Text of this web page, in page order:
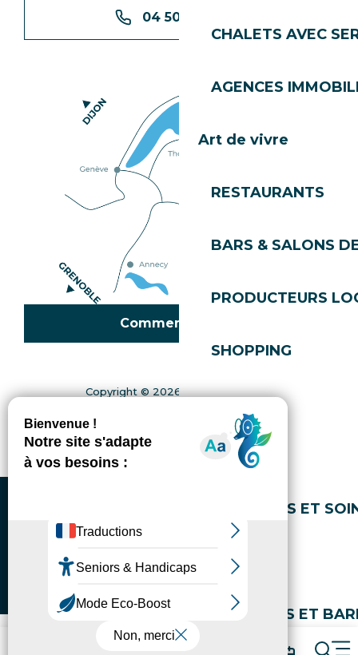
Réserver
CHALETS AVEC
AGENCES
Art de vivre
RESTAURANTS
BARS & SALONS
PRODUCTEURS
SHOPPING
SPAS
MASSAGES ET
YOGA
COIFFEURS ET
04 50 74 74 74
Comment venir ?
Copyright © 2026Mentions légales
Politique de confidentialité
Plan du site
Accessibilité : non conforme
Gérer l'accessibilité numérique